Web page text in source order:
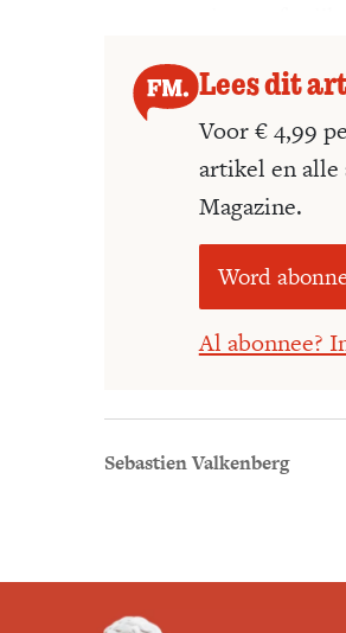
Lees dit
Voor € 4,99
artikel en
Magazine.
Word
Al abonnee?
Sebastien Valkenberg